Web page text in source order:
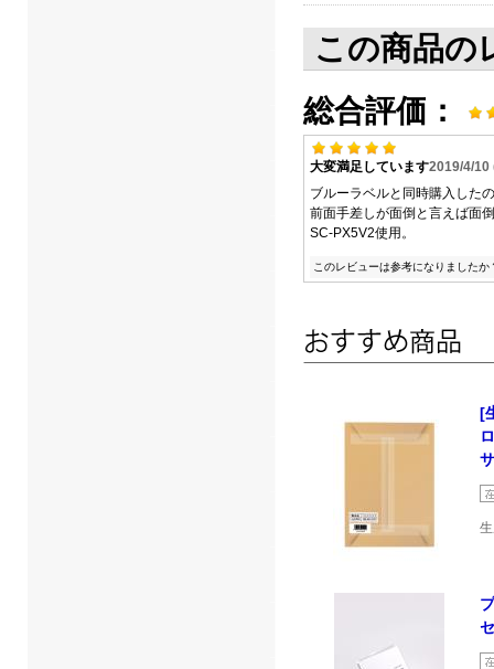
この商品の
総合評価：
大変満足しています2019/4/10
ブルーラベルと同時購入した
前面手差しが面倒と言えば面
SC-PX5V2使用。
このレビューは参考になりました
[